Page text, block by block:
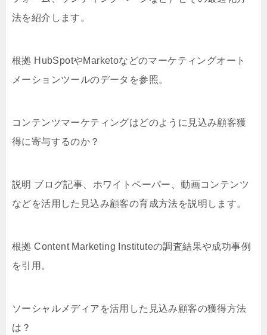
法を紹介します。
根拠 HubSpotやMarketoなどのマーケティングオート
メーションツールのデータを参照。
コンテンツマーケティングはどのように見込み顧客獲
得に寄与するのか？
説明 ブログ記事、ホワイトペーパー、動画コンテンツ
などを活用した見込み顧客の育成方法を説明します。
根拠 Content Marketing Instituteの調査結果や成功事例
を引用。
ソーシャルメディアを活用した見込み顧客の獲得方法
は？